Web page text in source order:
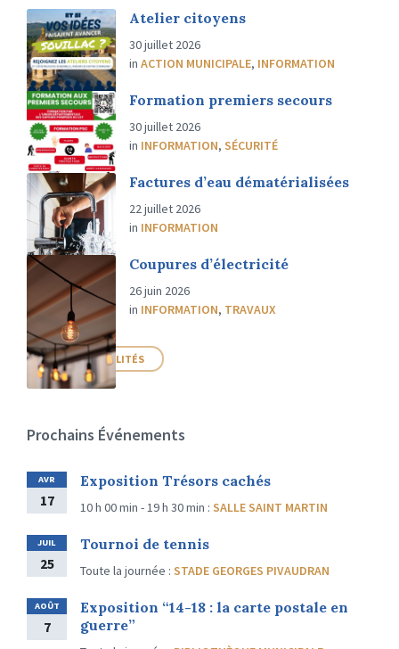
Atelier citoyens
30 juillet 2026
in ACTION MUNICIPALE, INFORMATION
Formation premiers secours
30 juillet 2026
in INFORMATION, SÉCURITÉ
Factures d’eau dématérialisées
22 juillet 2026
in INFORMATION
Coupures d’électricité
26 juin 2026
in INFORMATION, TRAVAUX
PLUS D'ACTUALITÉS
Prochains Événements
AVR
17
Exposition Trésors cachés
10 h 00 min - 19 h 30 min : SALLE SAINT MARTIN
JUIL
25
Tournoi de tennis
Toute la journée : STADE GEORGES PIVAUDRAN
AOÛT
7
Exposition “14-18 : la carte postale en
guerre”